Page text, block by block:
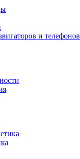
и телефонов